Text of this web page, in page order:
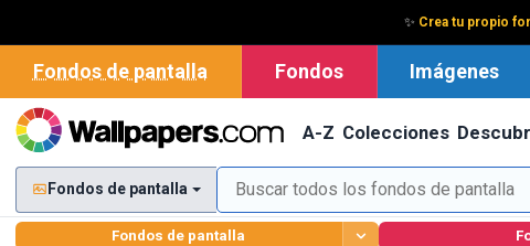
✨ Crea tu propio
Fondos de pantalla Fondos Imágenes
A-Z Colecciones
Fondos de pantalla
Fondos de pantalla